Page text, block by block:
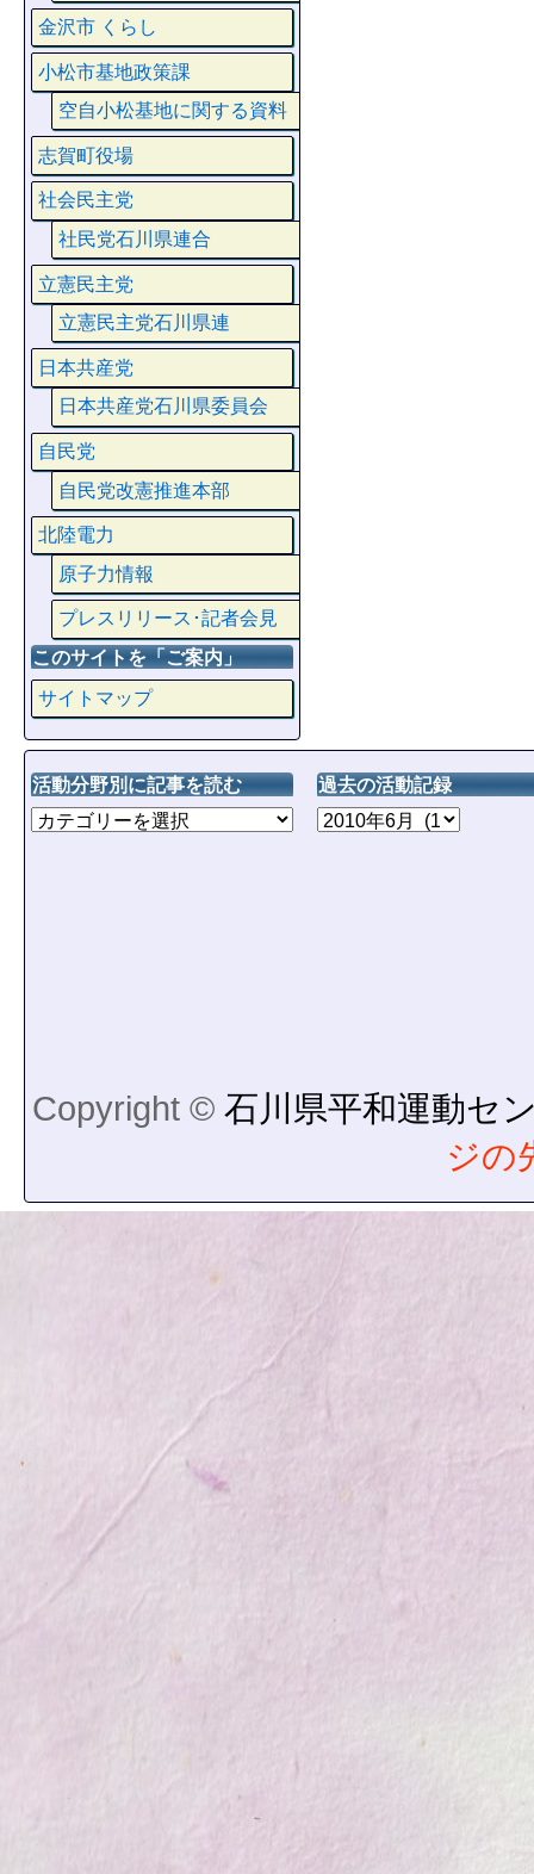
金沢市 くらし
小松市基地政策課
空自小松基地に関する資料
志賀町役場
社会民主党
社民党石川県連合
立憲民主党
立憲民主党石川県連
日本共産党
日本共産党石川県委員会
自民党
自民党改憲推進本部
北陸電力
原子力情報
プレスリリース･記者会見
このサイトを「ご案内」
サイトマップ
活動分野別に記事を読む 過去の活動記録
Copyright © 石川県平和運動セ
ジの